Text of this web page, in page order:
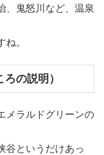
、鬼怒川など、温泉
。
の説明）
メラルドグリーンの
谷というだけあっ